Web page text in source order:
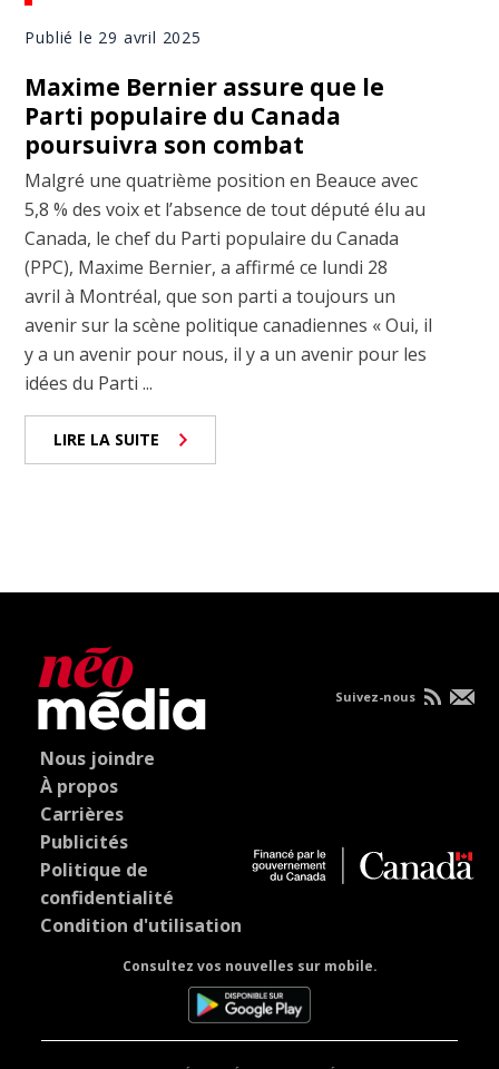
Publié le 29 avril 2025
Maxime Bernier assure que le
Parti populaire du Canada
poursuivra son combat
Malgré une quatrième position en Beauce avec
5,8 % des voix et l’absence de tout député élu au
Canada, le chef du Parti populaire du Canada
(PPC), Maxime Bernier, a affirmé ce lundi 28
avril à Montréal, que son parti a toujours un
avenir sur la scène politique canadiennes « Oui, il
y a un avenir pour nous, il y a un avenir pour les
idées du Parti ...
LIRE LA SUITE
Nous joindre
À propos
Carrières
Publicités
Politique de
confidentialité
Condition d'utilisation
Consultez vos nouvelles sur mobile.
Suivez-nous